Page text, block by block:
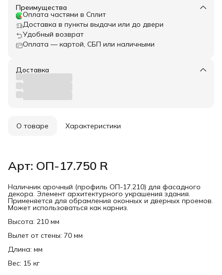
Преимущества
Оплата частями в Сплит
Доставка в пункты выдачи или до двери
Удобный возврат
Оплата — картой, СБП или наличными
Доставка
О товаре Характеристики
Арт: ОП-17.750 R
Наличник арочный (профиль ОП-17.210) для фасадного
декора. Элемент архитектурного украшения здания.
Применяется для обрамления оконных и дверных проемов.
Может использоваться как карниз.
Высота: 210 мм
Вылет от стены: 70 мм
Длина: мм
Вес: 15 кг